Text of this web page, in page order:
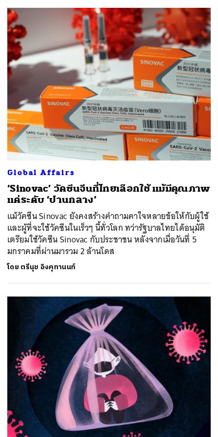
Global Affairs
‘Sinovac’ วัคซีนจีนที่ไทยเลือกใช้ แม้มีคุณภาพ
แค่ระดับ ‘ปานกลาง’
แม้วัคซีน Sinovac ยังคงสร้างคำถามคาใจหลายข้อให้กับผู้ใช้
และผู้ที่จะใช้วัคซีนในเร็วๆ นี้ทั่วโลก ทว่ารัฐบาลไทยได้อนุมัติ
เตรียมใช้วัคซีน Sinovac กับประชาชน หลังจากเมื่อวันที่ 5
มกราคมที่ผ่านมารวม 2 ล้านโดส
โดย ตรีนุช อิงคุทานนท์